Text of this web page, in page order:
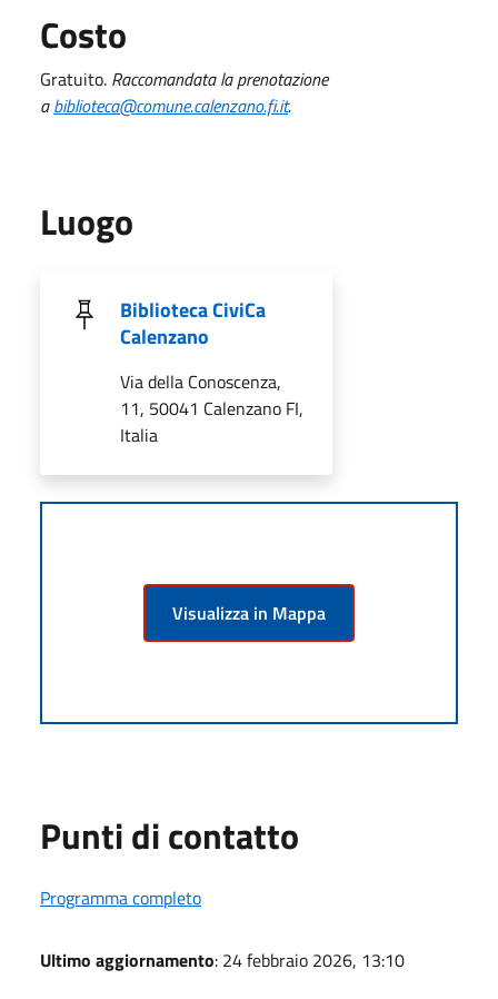
Costo
Gratuito. Raccomandata la prenotazione
abiblioteca@comune.calenzano.fi.it.
Luogo
Biblioteca CiviCa
Calenzano
Via della Conoscenza,
11, 50041 Calenzano FI,
Italia
Visualizza in Mappa
Punti di contatto
Programma completo
Ultimo aggiornamento: 24 febbraio 2026, 13:10